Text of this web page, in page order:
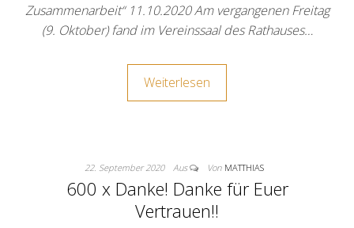
Zusammenarbeit“ 11.10.2020 Am vergangenen Freitag
(9. Oktober) fand im Vereinssaal des Rathauses…
Weiterlesen
22. September 2020 Aus Von MATTHIAS
600 x Danke! Danke für Euer
Vertrauen!!